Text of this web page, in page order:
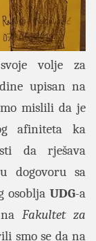
volje za
upisan na
mislili da je
afiniteta ka
da rješava
dogovoru sa
osoblja UDG-a
Fakultet za
smo se da na